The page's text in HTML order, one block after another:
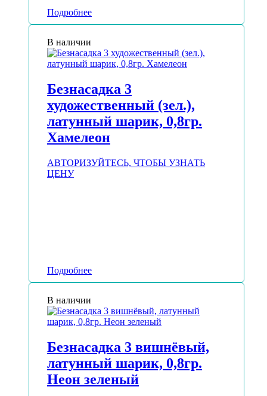
Подробнее
В наличии
Безнасадка 3
художественный (зел.),
латунный шарик, 0,8гр.
Хамелеон
АВТОРИЗУЙТЕСЬ, ЧТОБЫ УЗНАТЬ
ЦЕНУ
Подробнее
В наличии
Безнасадка 3 вишнёвый,
латунный шарик, 0,8гр.
Неон зеленый